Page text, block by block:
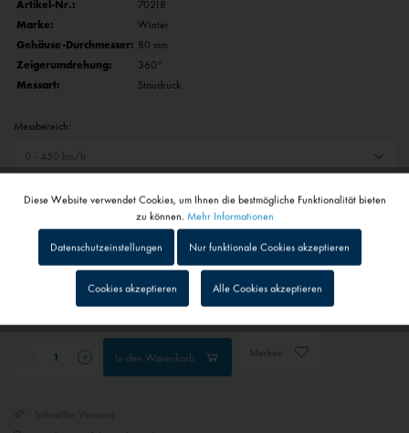
Artikel-Nr.:
70218
Marke:
Winter
Gehäuse-Durchmesser: 80 mm
Zeigerumdrehung:
360°
Messart:
Staudruck
Messbereich:
Auswahl zurücksetzen
558,00 € *
zzgl. Versandkosten
Lieferzeit auf Anfrage - Bitte kontaktieren Sie uns
In den Warenkorb Merken
Tracking Inaktiv
Personalisierung Inaktiv
Diese Website verwendet Cookies, um Ihnen die bestmögliche Funktionalität bieten
zu können. Mehr Informationen
Datenschutzeinstellungen Nur funktionale Cookies akzeptieren
Cookies akzeptieren Alle Cookies akzeptieren